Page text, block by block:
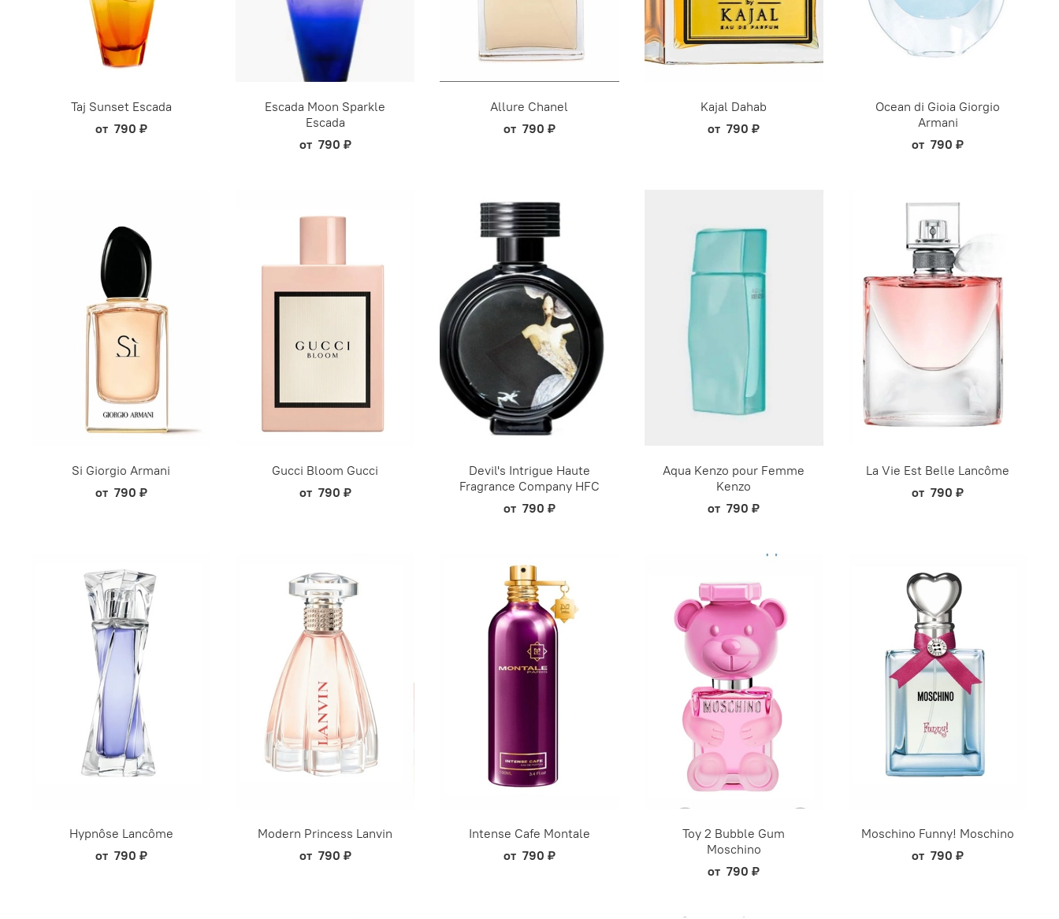
Taj Sunset Escada
от 790 ₽
Escada Moon Sparkle
Escada
от 790 ₽
Allure Chanel
от 790 ₽
Kajal Dahab
от 790 ₽
Ocean di Gioia Giorgio
Armani
от 790 ₽
Si Giorgio Armani
от 790 ₽
Gucci Bloom Gucci
от 790 ₽
Devil's Intrigue Haute
Fragrance Company HFC
от 790 ₽
Aqua Kenzo pour Femme
Kenzo
от 790 ₽
La Vie Est Belle Lancôme
от 790 ₽
Hypnôse Lancôme
от 790 ₽
Modern Princess Lanvin
от 790 ₽
Intense Cafe Montale
от 790 ₽
Toy 2 Bubble Gum
Moschino
от 790 ₽
Moschino Funny! Moschino
от 790 ₽